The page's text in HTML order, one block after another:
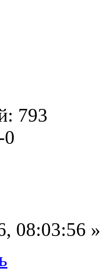
793
08:03:56 »